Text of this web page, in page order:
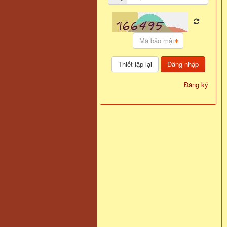
Đăng nhập
Đăng ký